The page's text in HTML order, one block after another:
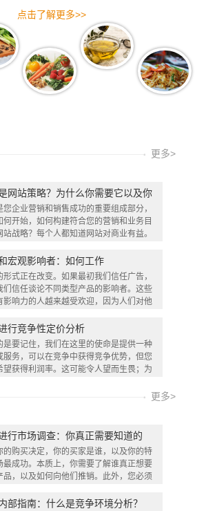
点击了解更多>>
更多>
网站策略？为什么你需要它以及你
到
您企业营销和销售成功的重要组成部分，
何开始，如何构建符合您的营销和业务目
站战略？每个人都知道网站对商业有益。
宏观影响者：如何工作
形式正在改变。如果最初我们信任广告，
们信任谈论不同类型产品的影响者。这些
影响力的人越来越受欢迎，因为人们对他
行竞争性定价分析
是要记住，我们在这里的使命是提供一种
服务，可以在竞争中获得竞争优势，但您
望获得利润率。这可能令人望而生畏；为
更多>
行市场调查：你真正需要知道的
的购买决定，你的买家是谁，以及你的特
最成功。本质上，你需要了解谁真正想要
品，以及如何向他们推销。此外，您必须
部指南：什么是竞争环境分析？